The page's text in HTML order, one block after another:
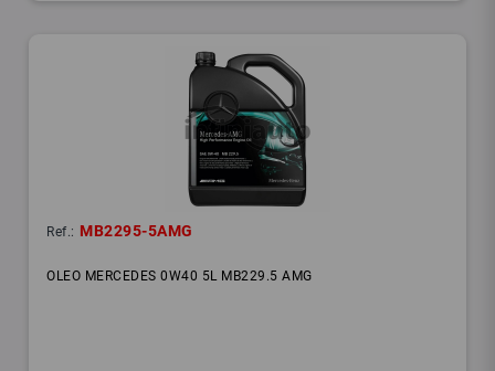
Ref.: MB2295-5AMG
OLEO MERCEDES 0W40 5L MB229.5 AMG